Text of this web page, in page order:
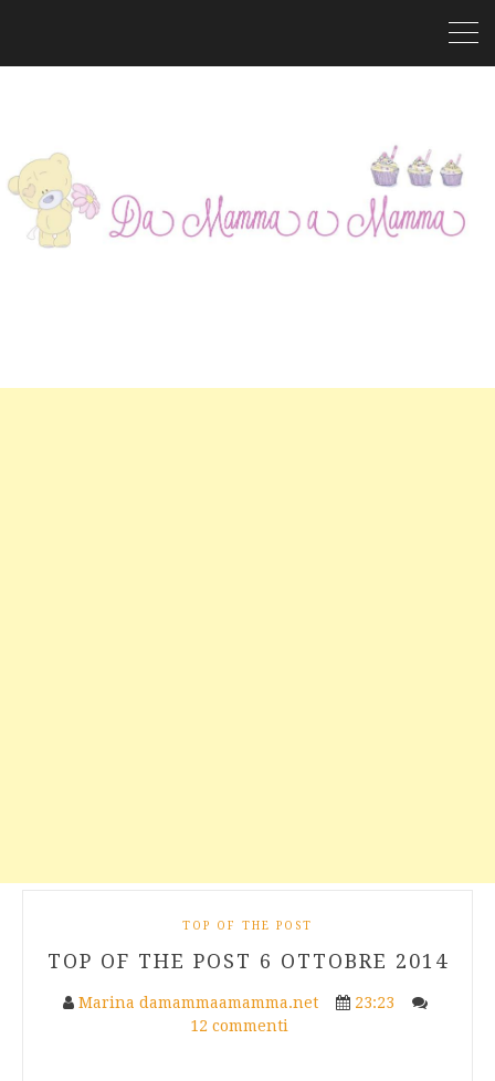
TOP OF THE POST
TOP OF THE POST 6 OTTOBRE 2014
Marina damammaamamma.net
23:23
12 commenti